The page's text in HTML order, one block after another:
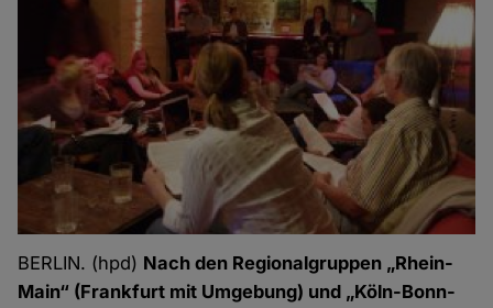
BERLIN. (hpd) Nach den Regionalgruppen „Rhein-
Main“ (Frankfurt mit Umgebung) und „Köln-Bonn-